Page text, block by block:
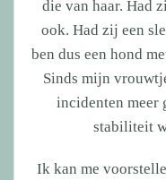
die van haar. Had
ook. Had zij een
ben dus een hond
Sinds mijn
incidenten meer
stabiliteit
Ik kan me